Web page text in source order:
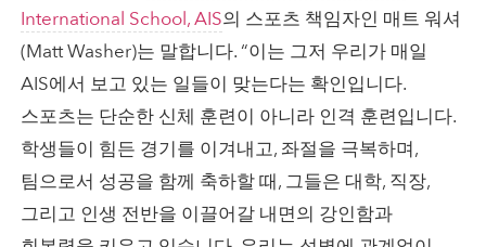
International School, AIS의 스포츠 책임자인 매트 워셔
(Matt Washer)는 말합니다. “이는 그저 우리가 매일
AIS에서 보고 있는 일들이 맞는다는 확인입니다.
스포츠는 단순한 신체 훈련이 아니라 인격 훈련입니다.
학생들이 힘든 경기를 이겨내고, 좌절을 극복하며,
팀으로서 성공을 함께 축하할 때, 그들은 대학, 직장,
그리고 인생 전반을 이끌어갈 내면의 강인함과